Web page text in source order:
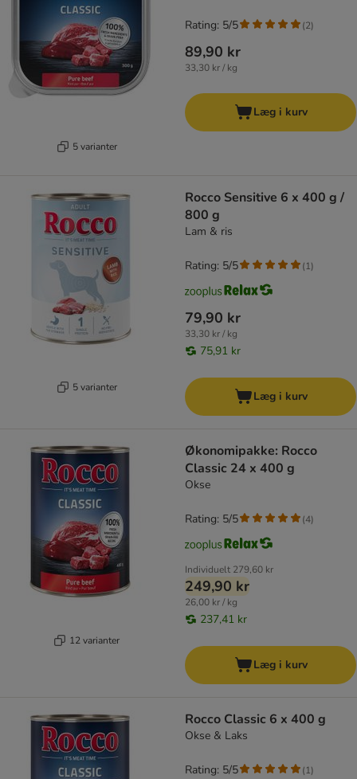
5 varianter
89,90 kr
33,30 kr / kg
Rating: 5/5 (2)
Læg i kurv
5 varianter
Rocco Sensitive 6 x 400 g /
800 g
Lam & ris
79,90 kr
33,30 kr / kg
75,91 kr
Rating: 5/5 (1)
Læg i kurv
12 varianter
Økonomipakke: Rocco
Classic 24 x 400 g
Okse
Individuelt 279,60 kr
249,90 kr
26,00 kr / kg
237,41 kr
Rating: 5/5 (4)
Læg i kurv
Rocco Classic 6 x 400 g
Okse & Laks
Rating: 5/5 (1)